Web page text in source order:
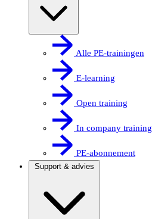
Alle PE-trainingen
E-learning
Open training
In company training
PE-abonnement
Support & advies